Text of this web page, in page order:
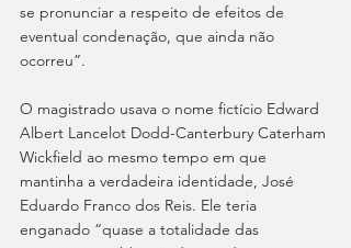
se pronunciar a respeito de efeitos de
eventual condenação, que ainda não
ocorreu”.
O magistrado usava o nome fictício Edward
Albert Lancelot Dodd-Canterbury Caterham
Wickfield ao mesmo tempo em que
mantinha a verdadeira identidade, José
Eduardo Franco dos Reis. Ele teria
enganado “quase a totalidade das